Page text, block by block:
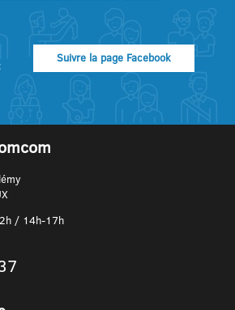
Suivre la page Facebook
/ 14h-17h